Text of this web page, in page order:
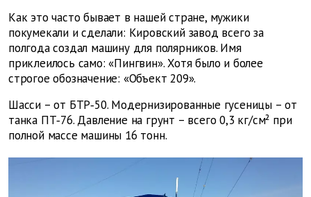
Как это часто бывает в нашей стране, мужики
покумекали и сделали: Кировский завод всего за
полгода создал машину для полярников. Имя
приклеилось само: «Пингвин». Хотя было и более
строгое обозначение: «Объект 209».
Шасси – от БТР‑50. Модернизированные гусеницы – от
танка ПТ‑76. Давление на грунт – всего 0,3 кг/см² при
полной массе машины 16 тонн.